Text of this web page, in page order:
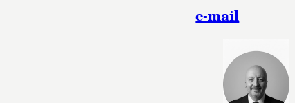
e-mail